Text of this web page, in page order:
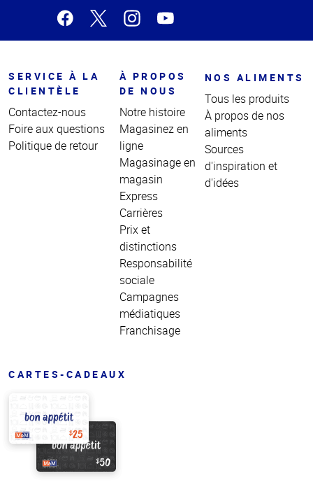
SERVICE À LA
CLIENTÈLE
Contactez-nous
Foire aux questions
Politique de retour
À PROPOS
DE NOUS
Notre histoire
Magasinez en
ligne
Magasinage en
magasin
Express
Carrières
Prix et
distinctions
Responsabilité
sociale
Campagnes
médiatiques
Franchisage
NOS ALIMENTS
Tous les produits
À propos de nos
aliments
Sources
d'inspiration et
d'idées
CARTES-CADEAUX